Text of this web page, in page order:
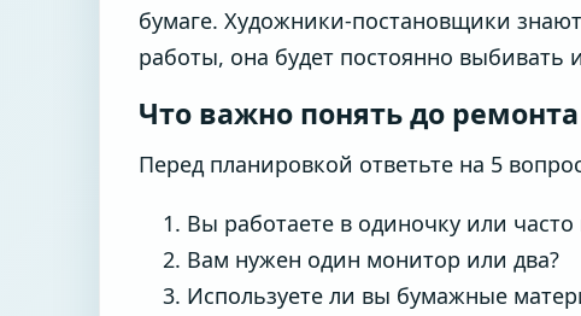
бумаге. Художники-постановщики
работы, она будет постоянно выбивать
Что важно понять до ремонта
Перед планировкой ответьте на 5
Вы работаете в одиночку или
Вам нужен один монитор или два?
Используете ли вы бумажные